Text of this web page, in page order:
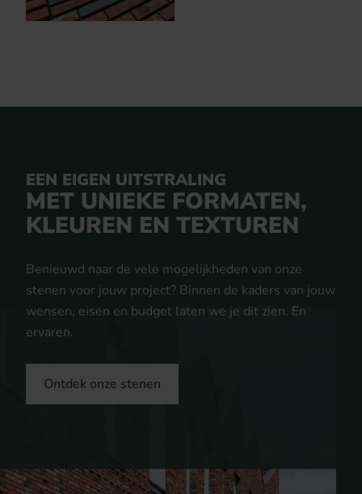
EEN EIGEN UITSTRALING
MET UNIEKE FORMATEN,
KLEUREN EN TEXTUREN
Benieuwd naar de vele mogelijkheden van onze
stenen voor jouw project? Binnen de kaders van jouw
wensen, eisen en budget laten we je dit zien. En
ervaren.
Ontdek onze stenen